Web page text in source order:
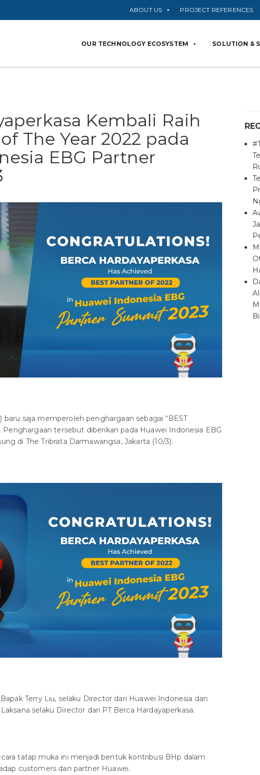
ABOUT US PROJECT REFERENCES
OUR TECHNOLOGY ECOSYSTEM SOLUTION &
Kembali Raih
The Year 2022 pada
EBG Partner
baru saja memperoleh penghargaan sebagai “BEST
Penghargaan tersebut diberikan pada Huawei Indonesia EBG
di The Tribrata Darmawangsa, Jakarta (10/3).
Terry Liu, selaku Director dari Huawei Indonesia dan
selaku Director dari PT Berca Hardayaperkasa.
tatap muka ini menjadi bentuk kontribusi BHp dalam
customers dan partner Huawei.